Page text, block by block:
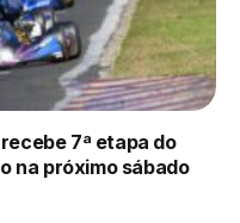
7ª etapa do
na próximo sábado